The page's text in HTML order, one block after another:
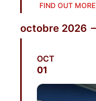
FIND OUT MORE
octobre 2026
OCT
01